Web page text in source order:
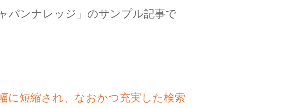
パンナレッジ」のサンプル記事で
に短縮され、なおかつ充実した検索